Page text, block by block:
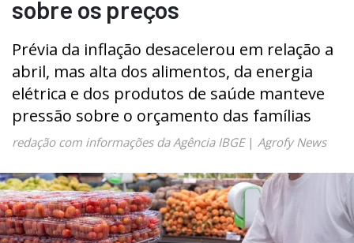
sobre os preços
Prévia da inflação desacelerou em relação a
abril, mas alta dos alimentos, da energia
elétrica e dos produtos de saúde manteve
pressão sobre o orçamento das famílias
redação com informações da Agência IBGE| Agrofy News